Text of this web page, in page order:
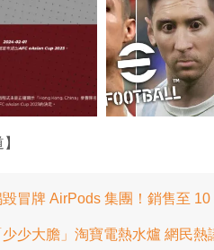
冒牌 AirPods 集團！銷售至 10
少大膽」淘寶電熱水爐 網民